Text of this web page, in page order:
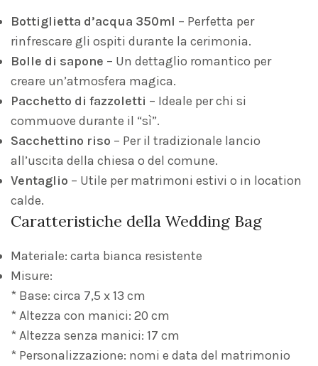
Bottiglietta d’acqua 350ml – Perfetta per
rinfrescare gli ospiti durante la cerimonia.
Bolle di sapone – Un dettaglio romantico per
creare un’atmosfera magica.
Pacchetto di fazzoletti – Ideale per chi si
commuove durante il “sì”.
Sacchettino riso – Per il tradizionale lancio
all’uscita della chiesa o del comune.
Ventaglio – Utile per matrimoni estivi o in location
calde.
Caratteristiche della Wedding Bag
Materiale: carta bianca resistente
Misure:
* Base: circa 7,5 x 13 cm
* Altezza con manici: 20 cm
* Altezza senza manici: 17 cm
* Personalizzazione: nomi e data del matrimonio